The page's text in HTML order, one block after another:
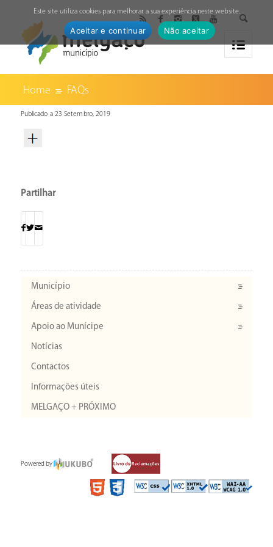
Home FAQs
Publicado a 23 Setembro, 2019
Partilhar
Município
Áreas de atividade
Apoio ao Munícipe
Notícias
Contactos
Informações úteis
MELGAÇO + PRÓXIMO
Powered by
Este site utiliza cookies para melhorar a sua experiência neste website.
Aceitar e continuar Não aceitar